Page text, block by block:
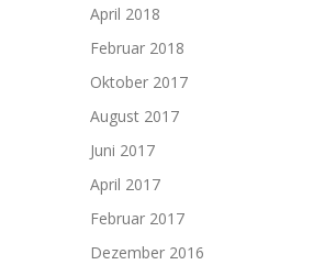
April 2018
Februar 2018
Oktober 2017
August 2017
Juni 2017
April 2017
Februar 2017
Dezember 2016